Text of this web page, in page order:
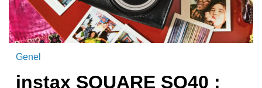
Genel
instax SQUARE SQ40 :